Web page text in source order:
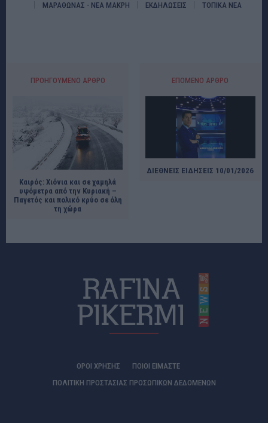
ΜΑΡΑΘΩΝΑΣ - ΝΕΑ ΜΑΚΡΗ ΕΚΔΗΛΩΣΕΙΣ ΤΟΠΙΚΑ ΝΕΑ
ΠΡΟΗΓΟΎΜΕΝΟ ΆΡΘΡΟ
Καιρός: Χιόνια και σε χαμηλά
υψόμετρα από την Κυριακή –
Παγετός και πολικό κρύο σε όλη
τη χώρα
ΕΠΌΜΕΝΟ ΆΡΘΡΟ
ΔΙΕΘΝΕΙΣ ΕΙΔΗΣΕΙΣ 10/01/2026
ΟΡΟΙ ΧΡΗΣΗΣ
ΠΟΙΟΊ ΕΊΜΑΣΤΕ
ΠΟΛΙΤΙΚΗ ΠΡΟΣΤΑΣΙΑΣ ΠΡΟΣΩΠΙΚΩΝ ΔΕΔΟΜΕΝΩΝ